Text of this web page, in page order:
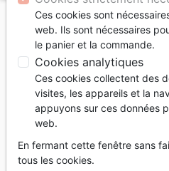
Accueil Auteurs
Robert Fernandez
Liste des produits par
Filtrer
Dessins
Ces cookies sont
web. Ils sont nécessaires
le panier et la commande.
Cookies analytiques
Ces cookies collectent des
visites, les appareils et la
appuyons sur ces données
web.
En fermant cette fenêtre sans
tous les cookies.